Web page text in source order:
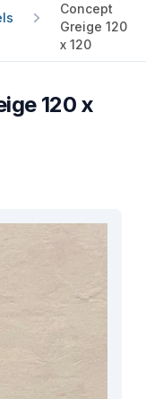
Concept
Greige 120
x 120
120 x